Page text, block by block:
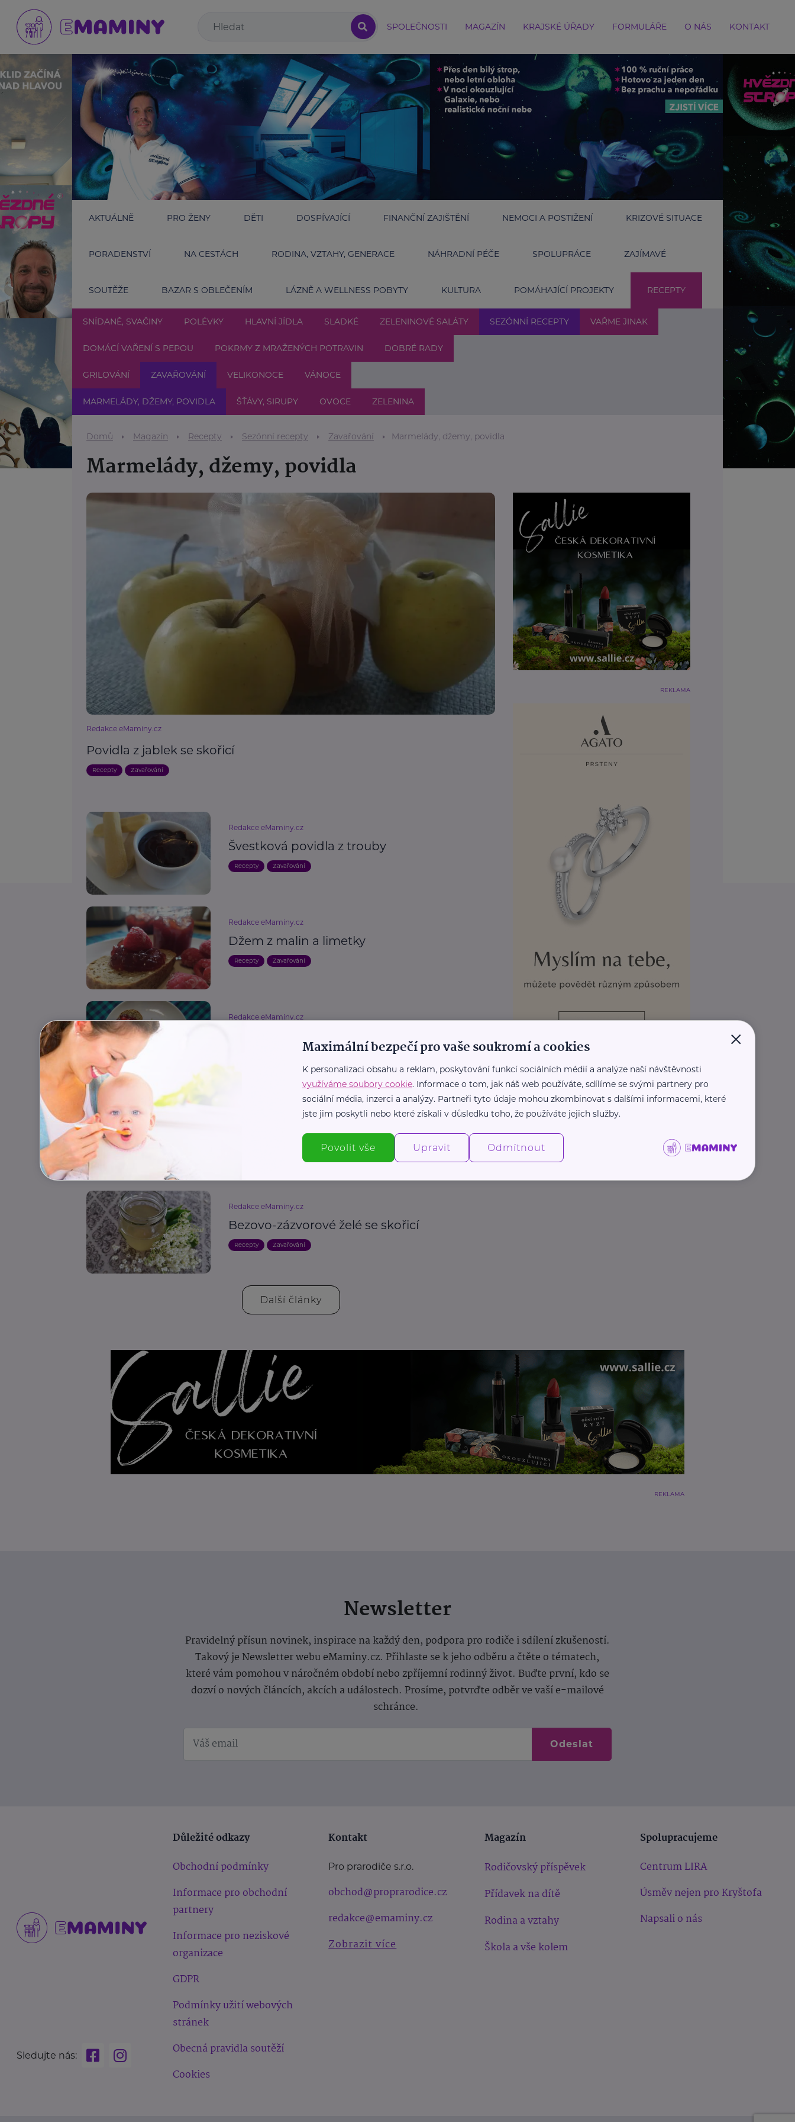
SPOLEČNOSTI MAGAZÍN KRAJSKÉ ÚŘADY FORMULÁŘE O NÁS KONTAKT
AKTUÁLNĚ PRO ŽENY DĚTI DOSPÍVAJÍCÍ FINANČNÍ ZAJIŠTĚNÍ NEMOCI A POSTIŽENÍ KRIZOVÉ SITUACE
PORADENSTVÍ NA CESTÁCH RODINA, VZTAHY, GENERACE NÁHRADNÍ PÉČE SPOLUPRÁCE ZAJÍMAVÉ
SOUTĚŽE BAZAR S OBLEČENÍM LÁZNĚ A WELLNESS POBYTY KULTURA POMÁHAJÍCÍ PROJEKTY RECEPTY
SNÍDANĚ, SVAČINY POLÉVKY HLAVNÍ JÍDLA SLADKÉ ZELENINOVÉ SALÁTY SEZÓNNÍ RECEPTY VAŘME JINAK
DOMÁCÍ VAŘENÍ S PEPOU POKRMY Z MRAŽENÝCH POTRAVIN DOBRÉ RADY
GRILOVÁNÍ ZAVAŘOVÁNÍ VELIKONOCE VÁNOCE
MARMELÁDY, DŽEMY, POVIDLA ŠŤÁVY, SIRUPY OVOCE ZELENINA
Domů Magazín Recepty Sezónní recepty Zavařování Marmelády, džemy, povidla
Marmelády, džemy, povidla
Redakce eMaminy.cz
Povidla z jablek se skořicí
Recepty Zavařování
Redakce eMaminy.cz
Švestková povidla z trouby
Recepty Zavařování
Redakce eMaminy.cz
Džem z malin a limetky
Recepty Zavařování
Redakce eMaminy.cz
Redakce eMaminy.cz
Borůvkový džem
Redakce eMaminy.cz
Bezovo-zázvorové želé se skořicí
Recepty Zavařování
Další články
REKLAMA
REKLAMA
Newsletter
Pravidelný přísun novinek, inspirace na každý den, podpora pro rodiče i sdílení zkušeností.
Takový je Newsletter webu eMaminy.cz. Přihlaste se k jeho odběru a čtěte o tématech,
které vám pomohou v náročném období nebo zpříjemní rodinný život. Buďte první, kdo se
dozví o nových článcích, akcích a událostech. Prosíme, potvrďte odběr ve vaší e-mailové
schránce.
Odeslat
Sledujte nás:
Důležité odkazy
Obchodní podmínky
Informace pro obchodní
partnery
Informace pro neziskové
organizace
GDPR
Podmínky užití webových
stránek
Obecná pravidla soutěží
Cookies
Kontakt
Pro prarodiče s.r.o.
obchod@proprarodice.cz
redakce@emaminy.cz
Zobrazit více
Magazín
Rodičovský příspěvek
Přídavek na dítě
Rodina a vztahy
Škola a vše kolem
Spolupracujeme
Centrum LIRA
Úsměv nejen pro Kryštofa
Napsali o nás
×
Maximální bezpečí pro vaše soukromí a cookies
K personalizaci obsahu a reklam, poskytování funkcí sociálních médií a analýze naší návštěvnosti
využíváme soubory cookie. Informace o tom, jak náš web používáte, sdílíme se svými partnery pro
sociální média, inzerci a analýzy. Partneři tyto údaje mohou zkombinovat s dalšími informacemi, které
jste jim poskytli nebo které získali v důsledku toho, že používáte jejich služby.
Povolit vše Upravit Odmítnout